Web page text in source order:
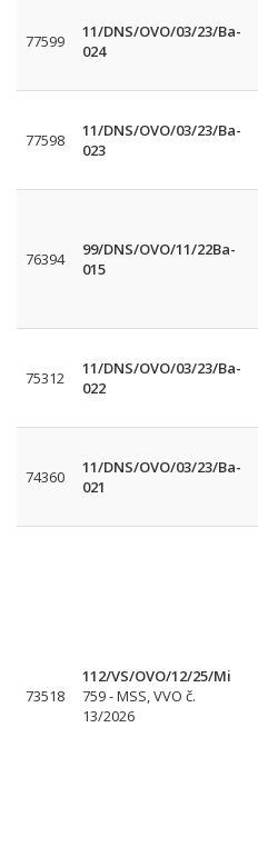
77599
11/DNS/OVO/03/23/Ba-
024
77598
11/DNS/OVO/03/23/Ba-
023
76394
99/DNS/OVO/11/22Ba-
015
75312
11/DNS/OVO/03/23/Ba-
022
74360
11/DNS/OVO/03/23/Ba-
021
73518
112/VS/OVO/12/25/Mi
759 - MSS, VVO č.
13/2026